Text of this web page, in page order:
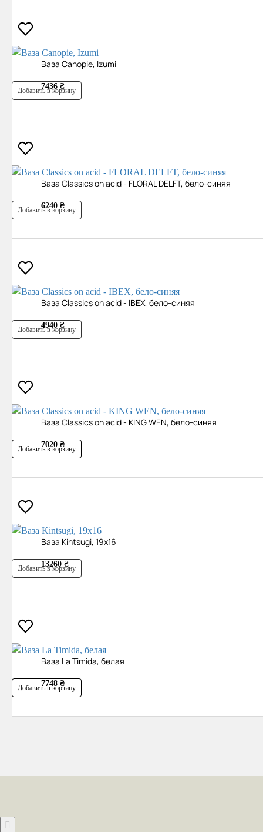
Ваза Canopie, Izumi
7436 ₴
Добавить в корзину
Ваза Classics on acid - FLORAL DELFT, бело-синяя
6240 ₴
Добавить в корзину
Ваза Classics on acid - IBEX, бело-синяя
4940 ₴
Добавить в корзину
Ваза Classics on acid - KING WEN, бело-синяя
7020 ₴
Добавить в корзину
Ваза Kintsugi, 19х16
13260 ₴
Добавить в корзину
Ваза La Timida, белая
7748 ₴
Добавить в корзину